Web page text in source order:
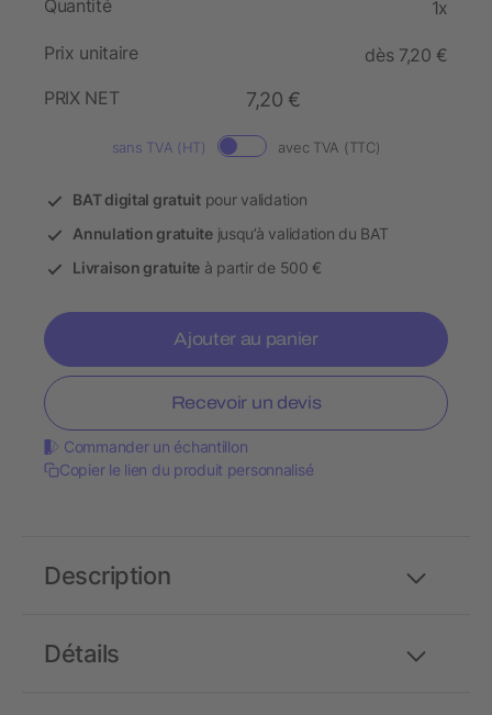
Quantité 1x
Prix unitaire
dès 7,20 €
PRIX NET
7,20 €
sans TVA (HT) avec TVA (TTC)
BAT digital gratuitpour validation
Annulation gratuitejusqu’à validation du BAT
Livraison gratuite à partir de 500 €
Ajouter au panier
Recevoir un devis
Commander un échantillon
Copier le lien du produit personnalisé
Détails
Description